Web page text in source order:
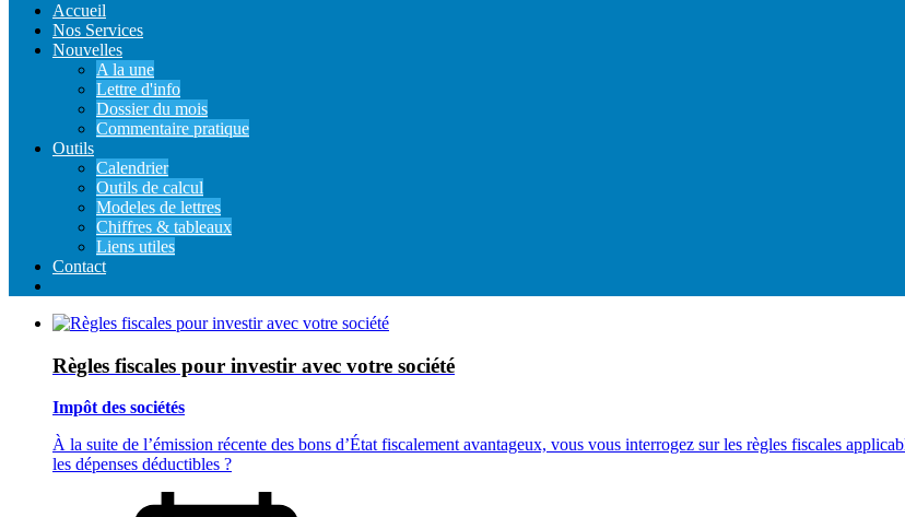
Accueil
Nos Services
Nouvelles
A la une
Lettre d'info
Dossier du mois
Commentaire pratique
Outils
Calendrier
Outils de calcul
Modeles de lettres
Chiffres & tableaux
Liens utiles
Contact
Règles fiscales pour investir avec votre société
Impôt des sociétés
À la suite de l’émission récente des bons d’État fiscalement avantageux, vous vous interrogez sur les règles fiscales
les dépenses déductibles ?